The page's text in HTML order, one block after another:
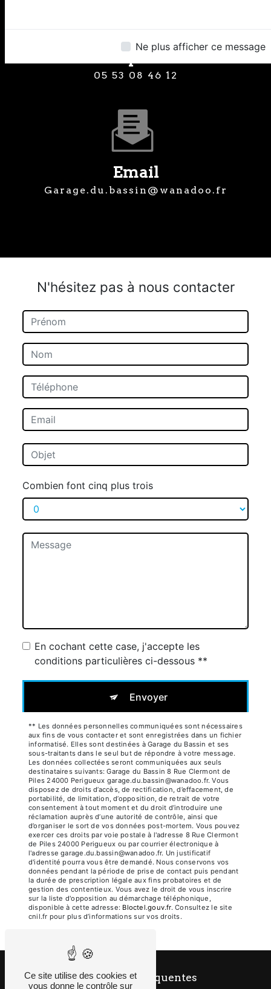
Ne plus afficher ce message
Téléphone
05 53 08 46 12
Email
garage.du.bassin@wanadoo.fr
N'hésitez pas à nous contacter
Combien font cinq plus trois
En cochant cette case, j'accepte les
conditions particulières ci-dessous **
Envoyer
** Les données personnelles communiquées sont nécessaires
aux fins de vous contacter et sont enregistrées dans un fichier
informatisé. Elles sont destinées à Garage du Bassin et ses
sous-traitants dans le seul but de répondre à votre message.
Les données collectées seront communiquées aux seuls
destinataires suivants: Garage du Bassin 8 Rue Clermont de
Piles 24000 Perigueux garage.du.bassin@wanadoo.fr. Vous
disposez de droits d’accès, de rectification, d’effacement, de
portabilité, de limitation, d’opposition, de retrait de votre
consentement à tout moment et du droit d’introduire une
réclamation auprès d’une autorité de contrôle, ainsi que
d’organiser le sort de vos données post-mortem. Vous pouvez
exercer ces droits par voie postale à l'adresse 8 Rue Clermont
de Piles 24000 Perigueux ou par courrier électronique à
l'adresse garage.du.bassin@wanadoo.fr. Un justificatif
d'identité pourra vous être demandé. Nous conservons vos
données pendant la période de prise de contact puis pendant
la durée de prescription légale aux fins probatoires et de
gestion des contentieux. Vous avez le droit de vous inscrire
sur la liste d'opposition au démarchage téléphonique,
disponible à cette adresse:
Bloctel.gouv.fr. Consultez le site
cnil.fr pour plus d’informations sur vos droits.
Recherches fréquentes
Ce site utilise des cookies et
vous donne le contrôle sur